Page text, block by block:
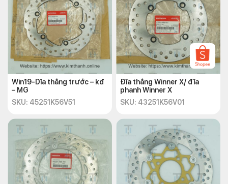
Win19-Dĩa thắng trước – kđ
– MG
SKU: 45251K56V51
Đĩa thắng Winner X/ đĩa
phanh Winner X
SKU: 43251K56V01